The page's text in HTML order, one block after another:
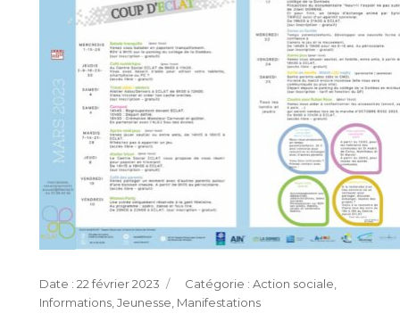
Publié
le
22 février 2023 Catégories
Action sociale
Informations, Jeunesse Manifestations